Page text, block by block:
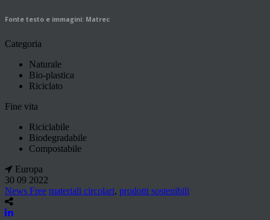
Fonte testo e immagini: Matrec
Categoria
Naturale
Bio-plastica
Riciclato
Fine vita
Riciclabile
Biodegradabile
Compostabile
Europa
30 09 2022
News Free materiali circolari, prodotti sostenibili